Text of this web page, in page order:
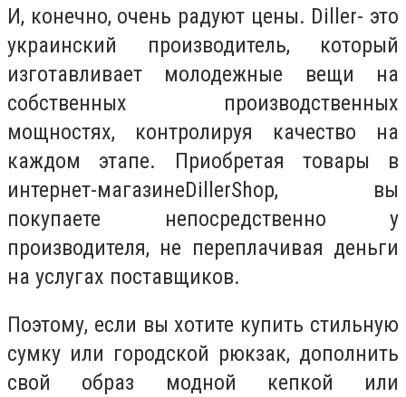
И, конечно, очень радуют цены. Diller- это
украинский производитель, который
изготавливает молодежные вещи на
собственных производственных
мощностях, контролируя качество на
каждом этапе. Приобретая товары в
интернет-магазинеDillerShop, вы
покупаете непосредственно у
производителя, не переплачивая деньги
на услугах поставщиков.
Поэтому, если вы хотите купить стильную
сумку или городской рюкзак, дополнить
свой образ модной кепкой или